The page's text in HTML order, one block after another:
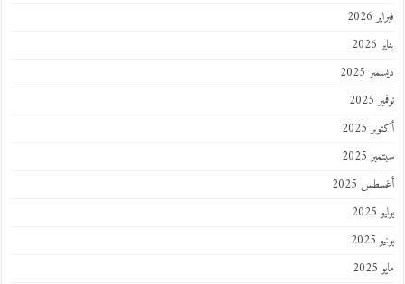
فبراير 2026
يناير 2026
ديسمبر 2025
نوفمبر 2025
أكتوبر 2025
سبتمبر 2025
أغسطس 2025
يوليو 2025
يونيو 2025
مايو 2025